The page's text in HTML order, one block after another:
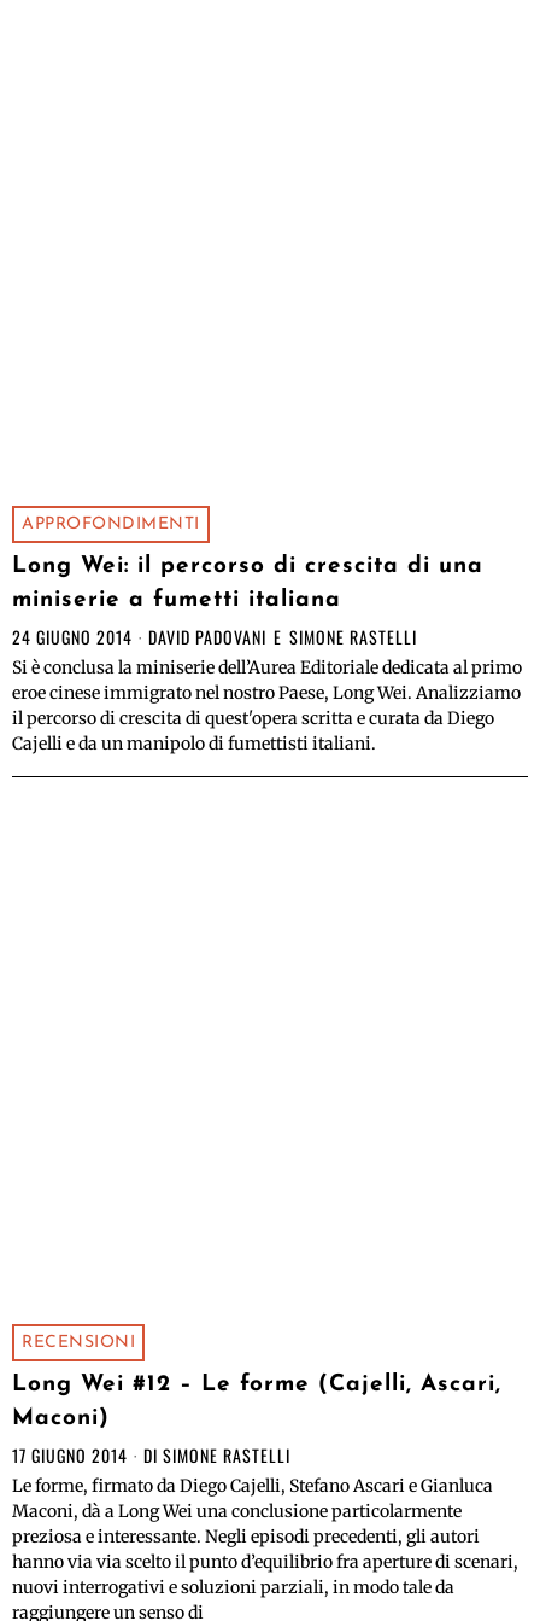
APPROFONDIMENTI
Long Wei: il percorso di crescita di una
miniserie a fumetti italiana
24 GIUGNO 2014 DAVID PADOVANI E SIMONE RASTELLI
Si è conclusa la miniserie dell’Aurea Editoriale dedicata al primo
eroe cinese immigrato nel nostro Paese, Long Wei. Analizziamo
il percorso di crescita di quest'opera scritta e curata da Diego
Cajelli e da un manipolo di fumettisti italiani.
RECENSIONI
Long Wei #12 – Le forme (Cajelli, Ascari,
Maconi)
17 GIUGNO 2014 DI SIMONE RASTELLI
Le forme, firmato da Diego Cajelli, Stefano Ascari e Gianluca
Maconi, dà a Long Wei una conclusione particolarmente
preziosa e interessante. Negli episodi precedenti, gli autori
hanno via via scelto il punto d’equilibrio fra aperture di scenari,
nuovi interrogativi e soluzioni parziali, in modo tale da
raggiungere un senso di